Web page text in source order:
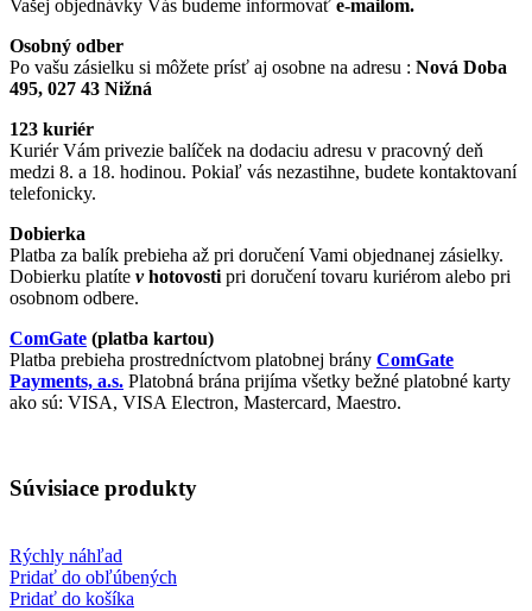
Vašej objednávky Vás budeme informovať e-mailom.
Osobný odber
Po vašu zásielku si môžete prísť aj osobne na adresu : Nová Doba
495, 027 43 Nižná
123 kuriér
Kuriér Vám privezie balíček na dodaciu adresu v pracovný deň
medzi 8. a 18. hodinou. Pokiaľ vás nezastihne, budete kontaktovaní
telefonicky.
Dobierka
Platba za balík prebieha až pri doručení Vami objednanej zásielky.
Dobierku platíte vhotovosti pri doručení tovaru kuriérom alebo pri
osobnom odbere.
ComGate (platba kartou)
Platba prebieha prostredníctvom platobnej brány ComGate
Payments, a.s. Platobná brána prijíma všetky bežné platobné karty
ako sú: VISA, VISA Electron, Mastercard, Maestro.
Súvisiace produkty
Rýchly náhľad
Pridať do obľúbených
Pridať do košíka